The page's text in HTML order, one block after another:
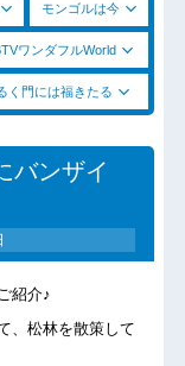
モンゴルは今
ワンダフルWorld
く門には福きたる
バンザイ
紹介♪
、松林を散策して